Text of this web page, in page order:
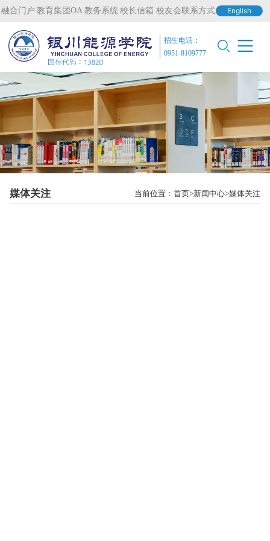
融合门户 教育集团OA 教务系统 校长信箱 校友会联系方式 English
招生电话：
0951-8109777
媒体关注 当前位置：首页 新闻中心 媒体关注